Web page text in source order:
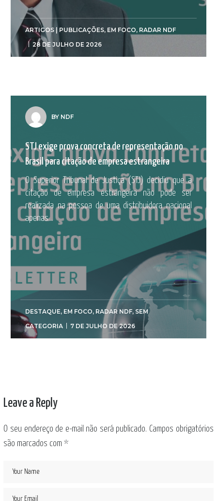
ARTIGOS | PUBLICAÇÕES, EM FOCO, RADAR NDF
28 DE JULHO DE 2026
BY NDF
STJ exige prova concreta de representação no
Brasil para citação de empresa estrangeira
O Superior Tribunal de Justiça (STJ) decidiu que a
citação de empresa estrangeira não pode ser
realizada na pessoa de uma distribuidora nacional
apenas...
DESTAQUE, EM FOCO, RADAR NDF, SEM
CATEGORIA
7 DE JULHO DE 2026
Leave a Reply
O seu endereço de e-mail não será publicado. Campos obrigatórios
são marcados com*